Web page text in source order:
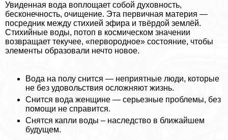
Увиденная вода воплощает собой духовность,
бесконечность, очищение. Эта первичная материя —
посредник между стихией эфира и твёрдой землёй.
Стихийные воды, потоп в космическом значении
возвращает текучее, «первородное» состояние, чтобы
элементы образовали нечто новое.
Вода на полу снится — неприятные люди, которые
не без удовольствия осложняют жизнь.
Снится вода женщине — серьезные проблемы, без
помощи не справится.
Снятся капли воды – наследство в ближайшем
будущем.